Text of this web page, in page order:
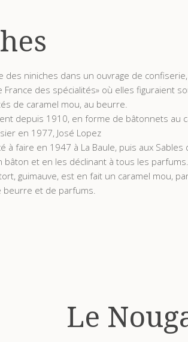
des niniches dans un ouvrage de
France des spécialités» où elles figuraient
de caramel mou, au beurre.
depuis 1910, en forme de bâtonnets au
en 1977, José Lopez
à faire en 1947 à La Baule, puis aux Sables
bâton et en les déclinant à tous les parfums.
guimauve, est en fait un caramel mou,
beurre et de parfums.
Le